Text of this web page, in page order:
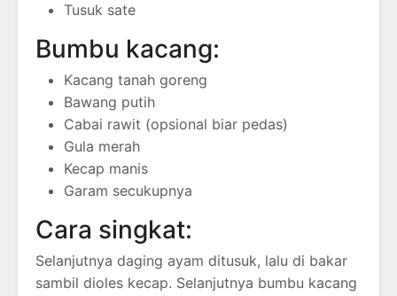
Tusuk sate
Bumbu kacang:
Kacang tanah goreng
Bawang putih
Cabai rawit (opsional biar pedas)
Gula merah
Kecap manis
Garam secukupnya
Cara singkat:
Selanjutnya daging ayam ditusuk, lalu di bakar
sambil dioles kecap. Selanjutnya bumbu kacang